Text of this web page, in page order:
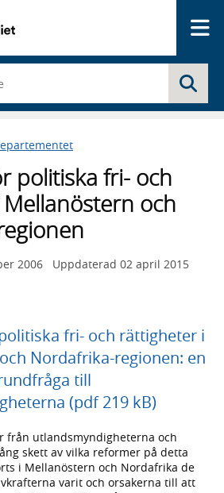
politiska fri- och
och
2006 Uppdaterad 02 april 2015
fri- och rättigheter i
Nordafrika-regionen: en
till
(pdf 219 kB)
från utlandsmyndigheterna och
skett av vilka reformer på detta
i Mellanöstern och Nordafrika de
varit och orsakerna till att